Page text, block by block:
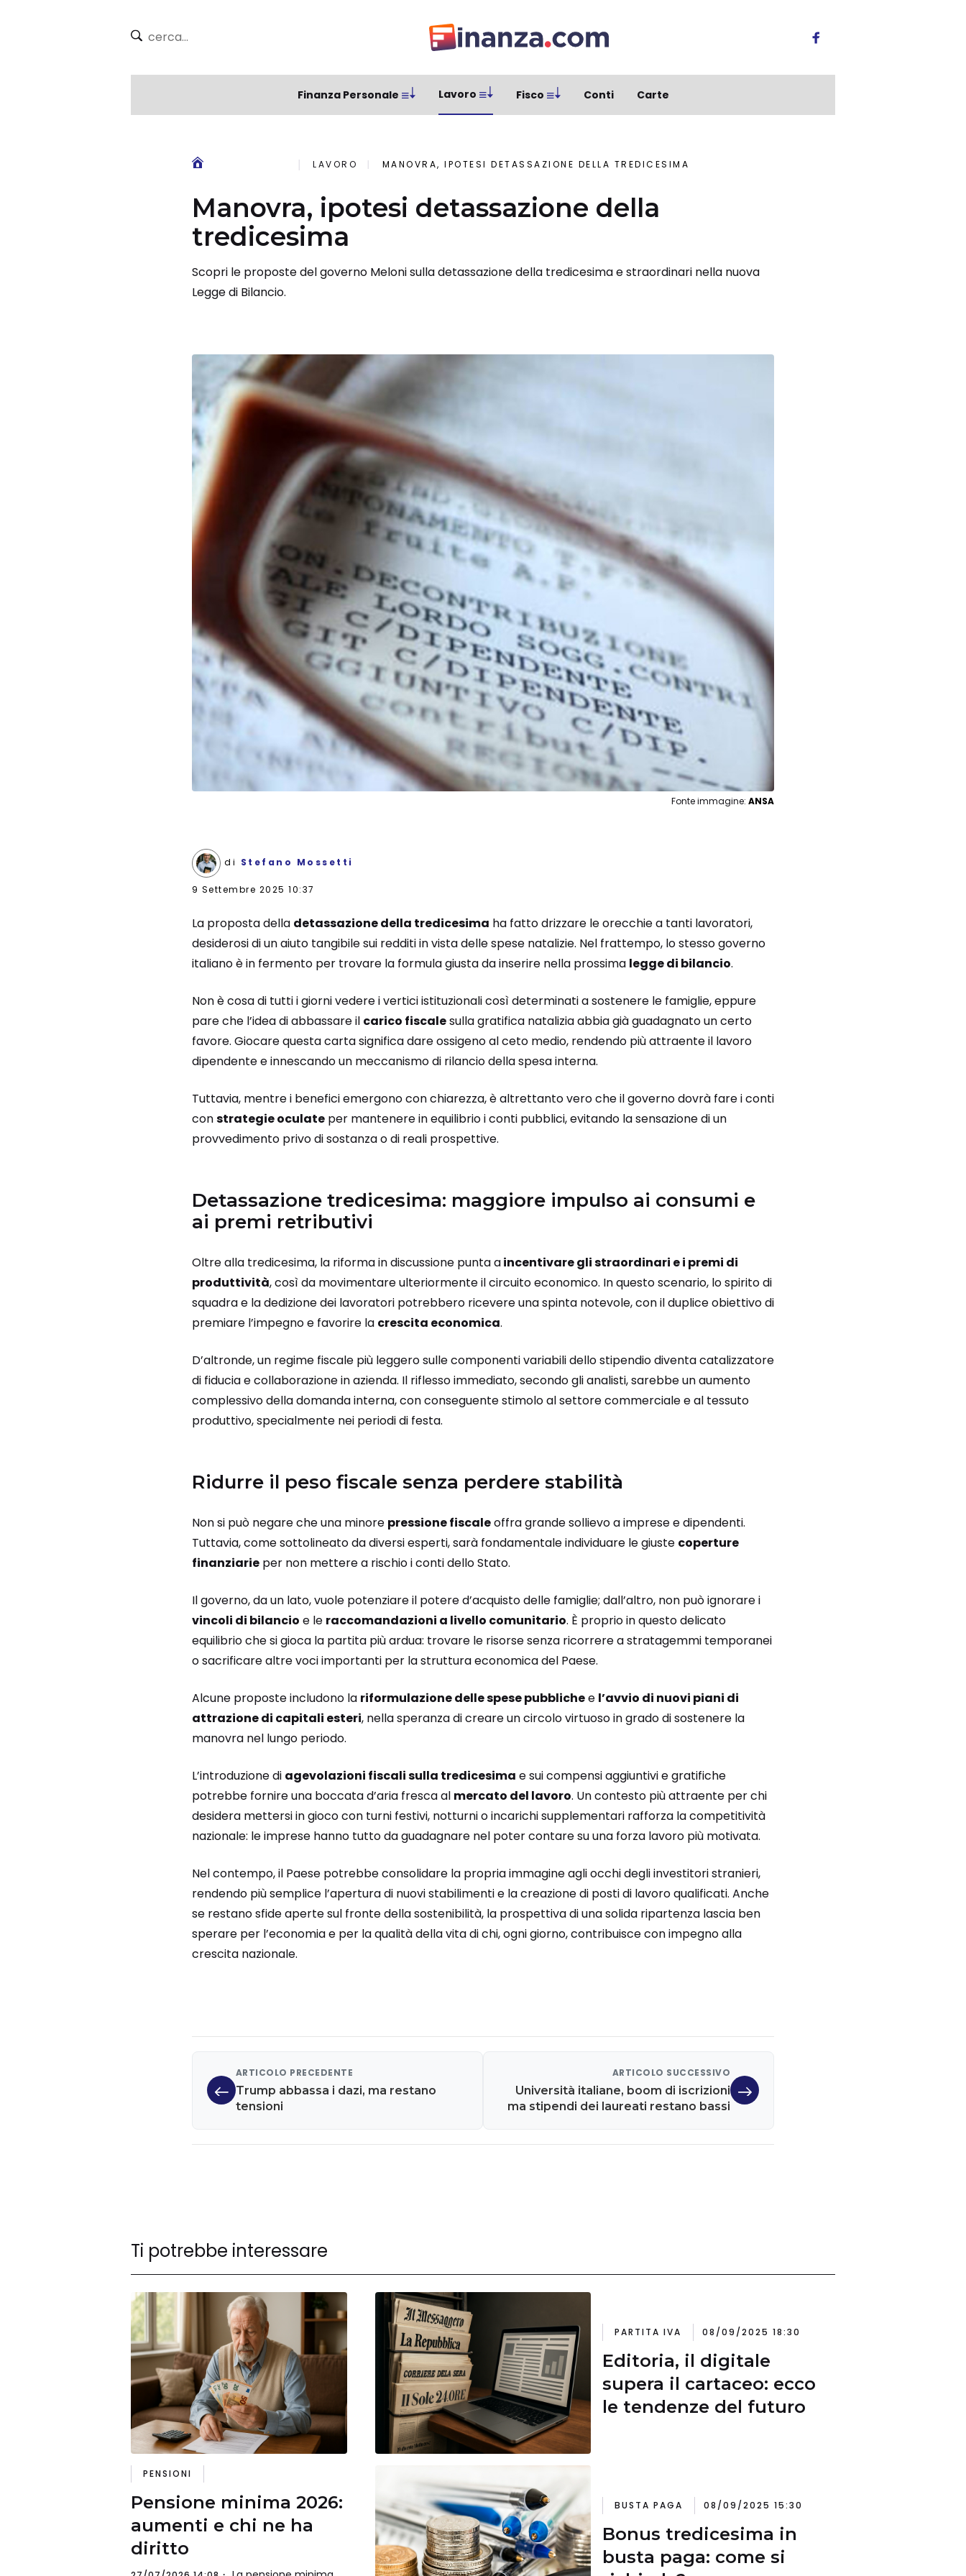
Finanza Personale Lavoro Fisco Conti Carte
LAVORO MANOVRA, IPOTESI DETASSAZIONE DELLA TREDICESIMA
Manovra, ipotesi detassazione della
tredicesima
Scopri le proposte del governo Meloni sulla detassazione della tredicesima e straordinari nella nuova
Legge di Bilancio.
Fonte immagine:ANSA
di Stefano Mossetti
9 Settembre 2025 10:37
La proposta della detassazione della tredicesima ha fatto drizzare le orecchie a tanti lavoratori,
desiderosi di un aiuto tangibile sui redditi in vista delle spese natalizie. Nel frattempo, lo stesso governo
italiano è in fermento per trovare la formula giusta da inserire nella prossima legge di bilancio.
Non è cosa di tutti i giorni vedere i vertici istituzionali così determinati a sostenere le famiglie, eppure
pare che l’idea di abbassare il carico fiscalesulla gratifica natalizia abbia già guadagnato un certo
favore. Giocare questa carta significa dare ossigeno al ceto medio, rendendo più attraente il lavoro
dipendente e innescando un meccanismo di rilancio della spesa interna.
Tuttavia, mentre i benefici emergono con chiarezza, è altrettanto vero che il governo dovrà fare i conti
constrategie oculateper mantenere in equilibrio i conti pubblici, evitando la sensazione di un
provvedimento privo di sostanza o di reali prospettive.
Detassazione tredicesima: maggiore impulso ai consumi e
ai premi retributivi
Oltre alla tredicesima, la riforma in discussione punta aincentivare gli straordinari e i premi di
produttività, così da movimentare ulteriormente il circuito economico. In questo scenario, lo spirito di
squadra e la dedizione dei lavoratori potrebbero ricevere una spinta notevole, con il duplice obiettivo di
premiare l’impegno e favorire la crescita economica.
D’altronde, un regime fiscale più leggero sulle componenti variabili dello stipendio diventa catalizzatore
di fiducia e collaborazione in azienda. Il riflesso immediato, secondo gli analisti, sarebbe un aumento
complessivo della domanda interna, con conseguente stimolo al settore commerciale e al tessuto
produttivo, specialmente nei periodi di festa.
Ridurre il peso fiscale senza perdere stabilità
Non si può negare che una minore pressione fiscaleoffra grande sollievo a imprese e dipendenti.
Tuttavia, come sottolineato da diversi esperti, sarà fondamentale individuare le giuste coperture
finanziarieper non mettere a rischio i conti dello Stato.
Il governo, da un lato, vuole potenziare il potere d’acquisto delle famiglie; dall’altro, non può ignorare i
vincoli di bilancio e le raccomandazioni a livello comunitario. È proprio in questo delicato
equilibrio che si gioca la partita più ardua: trovare le risorse senza ricorrere a stratagemmi temporanei
o sacrificare altre voci importanti per la struttura economica del Paese.
Alcune proposte includono la riformulazione delle spese pubblichee l’avvio di nuovi piani di
attrazione di capitali esteri, nella speranza di creare un circolo virtuoso in grado di sostenere la
manovra nel lungo periodo.
L’introduzione di agevolazioni fiscali sulla tredicesima e sui compensi aggiuntivi e gratifiche
potrebbe fornire una boccata d’aria fresca al mercato del lavoro. Un contesto più attraente per chi
desidera mettersi in gioco con turni festivi, notturni o incarichi supplementari rafforza la competitività
nazionale: le imprese hanno tutto da guadagnare nel poter contare su una forza lavoro più motivata.
Nel contempo, il Paese potrebbe consolidare la propria immagine agli occhi degli investitori stranieri,
rendendo più semplice l’apertura di nuovi stabilimenti e la creazione di posti di lavoro qualificati. Anche
se restano sfide aperte sul fronte della sostenibilità, la prospettiva di una solida ripartenza lascia ben
sperare per l’economia e per la qualità della vita di chi, ogni giorno, contribuisce con impegno alla
crescita nazionale.
ARTICOLO PRECEDENTE
Trump abbassa i dazi, ma restano
tensioni
ARTICOLO SUCCESSIVO
Università italiane, boom di iscrizioni
ma stipendi dei laureati restano bassi
Ti potrebbe interessare
PENSIONI
Pensione minima 2026:
aumenti e chi ne ha
diritto
PARTITA IVA 08/09/2025 18:30
Editoria, il digitale
supera il cartaceo: ecco
le tendenze del futuro
BUSTA PAGA 08/09/2025 15:30
Bonus tredicesima in
busta paga: come si